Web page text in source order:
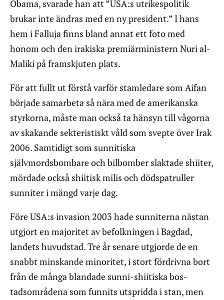
Obama, svarade han att ”USA:s utrikespolitik
brukar inte ändras med en ny president.” I hans
hem i Falluja finns bland annat ett foto med
honom och den irakiska premiärministern Nuri al-
Maliki på framskjuten plats.
För att fullt ut förstå varför stamledare som Aifan
började samarbeta så nära med de amerikanska
styrkorna, måste man också ta hänsyn till vågorna
av skakande sekteristiskt våld som svepte över Irak
2006. Samtidigt som sunnitiska
självmordsbombare och bilbomber slaktade shiiter,
mördade också shiitisk milis och dödspatruller
sunniter i mängd varje dag.
Före USA:s invasion 2003 hade sunniterna nästan
utgjort en majoritet av befolkningen i Bagdad,
landets huvudstad. Tre år senare utgjorde de en
snabbt minskande minoritet, i stort fördrivna bort
från de många blandade sunni-shiitiska bos-
tadsområdena som funnits utspridda i stan, men